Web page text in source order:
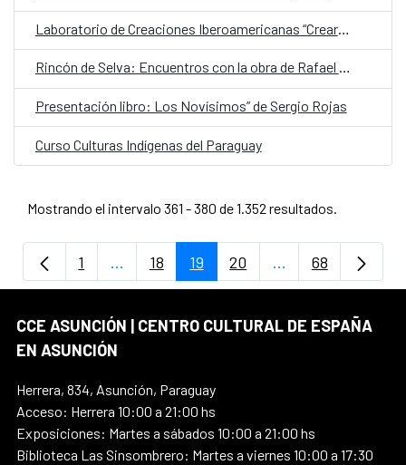
Laboratorio de Creaciones Iberoamericanas “Crear en Libertad”
Rincón de Selva: Encuentros con la obra de Rafael Barrett
Presentación libro: Los Novísimos” de Sergio Rojas
Curso Culturas Indígenas del Paraguay
Mostrando el intervalo 361 - 380 de 1.352 resultados.
Página
1 ...Páginas intermedias Use TAB para
Página
18 Página
19 Página
20 ...PáginasPágina
68
CCE ASUNCIÓN | CENTRO CULTURAL DE ESPAÑA
EN ASUNCIÓN
Herrera, 834, Asunción, Paraguay
Acceso: Herrera 10:00 a 21:00 hs
Exposiciones: Martes a sábados 10:00 a 21:00 hs
Biblioteca Las Sinsombrero: Martes a viernes 10:00 a 17:30